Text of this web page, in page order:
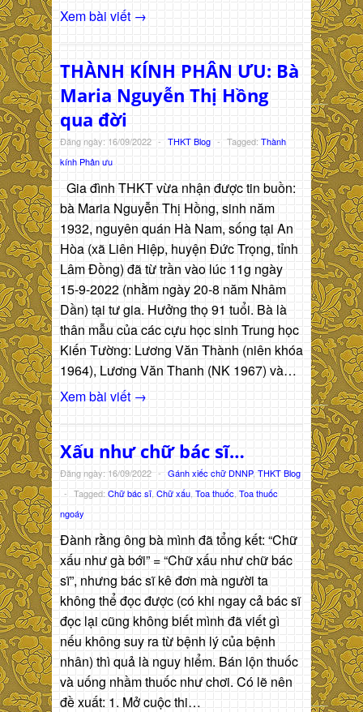
Xem bài viết →
THÀNH KÍNH PHÂN ƯU: Bà
Maria Nguyễn Thị Hồng
qua đời
Đăng ngày: 16/09/2022 - THKT Blog - Tagged: Thành
kính Phân ưu
Gia đình THKT vừa nhận được tin buồn:
bà Maria Nguyễn Thị Hồng, sinh năm
1932, nguyên quán Hà Nam, sống tại An
Hòa (xã Liên Hiệp, huyện Đức Trọng, tỉnh
Lâm Đồng) đã từ trần vào lúc 11g ngày
15-9-2022 (nhằm ngày 20-8 năm Nhâm
Dần) tại tư gia. Hưởng thọ 91 tuổi. Bà là
thân mẫu của các cựu học sinh Trung học
Kiến Tường: Lương Văn Thành (niên khóa
1964), Lương Văn Thanh (NK 1967) và…
Xem bài viết →
Xấu như chữ bác sĩ…
Đăng ngày: 16/09/2022 - Gánh xiếc chữ DNNP, THKT Blog
- Tagged: Chữ bác sĩ Chữ xấu Toa thuốc Toa thuốc
ngoáy
Đành rằng ông bà mình đã tổng kết: “Chữ
xấu như gà bới” = “Chữ xấu như chữ bác
sĩ”, nhưng bác sĩ kê đơn mà người ta
không thể đọc được (có khi ngay cả bác sĩ
đọc lại cũng không biết mình đã viết gì
nếu không suy ra từ bệnh lý của bệnh
nhân) thì quả là nguy hiểm. Bán lộn thuốc
và uống nhầm thuốc như chơi. Có lẽ nên
đề xuất: 1. Mở cuộc thi…